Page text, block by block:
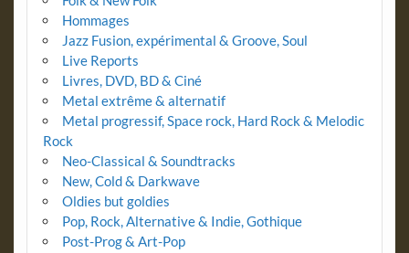
Hommages
Jazz Fusion, expérimental & Groove, Soul
Live Reports
Livres, DVD, BD & Ciné
Metal extrême & alternatif
Metal progressif, Space rock, Hard Rock & Melodic
Rock
Neo-Classical & Soundtracks
New, Cold & Darkwave
Oldies but goldies
Pop, Rock, Alternative & Indie, Gothique
Post-Prog & Art-Pop